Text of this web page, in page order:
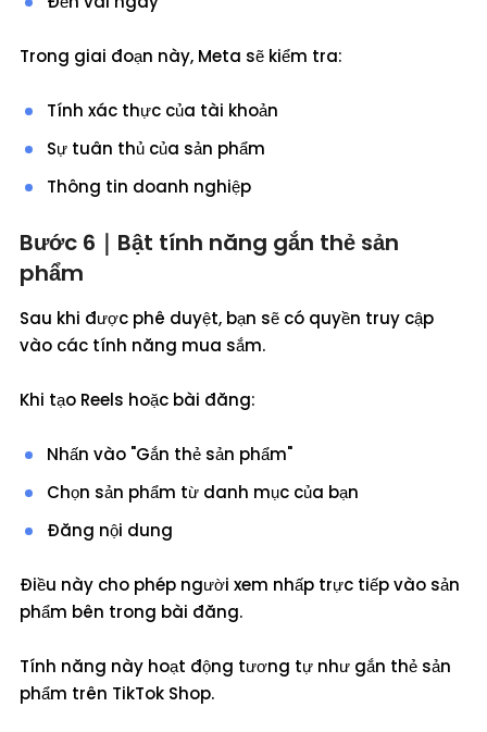
Trong giai đoạn này, Meta sẽ kiểm tra:
Tính xác thực của tài khoản
Sự tuân thủ của sản phẩm
Thông tin doanh nghiệp
Bước 6｜Bật tính năng gắn thẻ sản
phẩm
Sau khi được phê duyệt, bạn sẽ có quyền truy cập
vào các tính năng mua sắm.
Khi tạo Reels hoặc bài đăng:
Nhấn vào "Gắn thẻ sản phẩm"
Chọn sản phẩm từ danh mục của bạn
Đăng nội dung
Điều này cho phép người xem nhấp trực tiếp vào sản
phẩm bên trong bài đăng.
Tính năng này hoạt động tương tự như gắn thẻ sản
phẩm trên TikTok Shop.